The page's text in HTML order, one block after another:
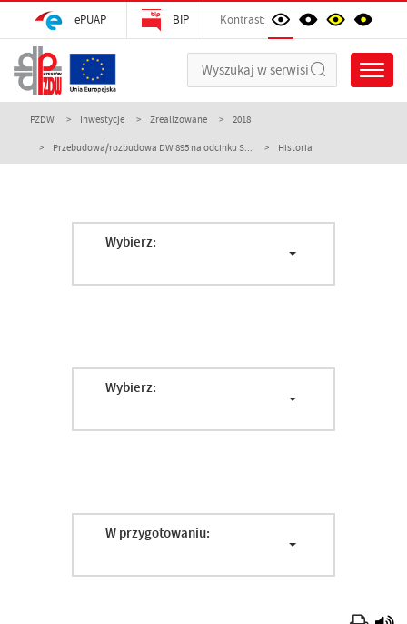
ePUAP BIP Kontrast:
PZDW Inwestycje Zrealizowane 2018
Przebudowa/rozbudowa DW 895 na odcinku S... Historia
Wybierz:
Wybierz:
W przygotowaniu: